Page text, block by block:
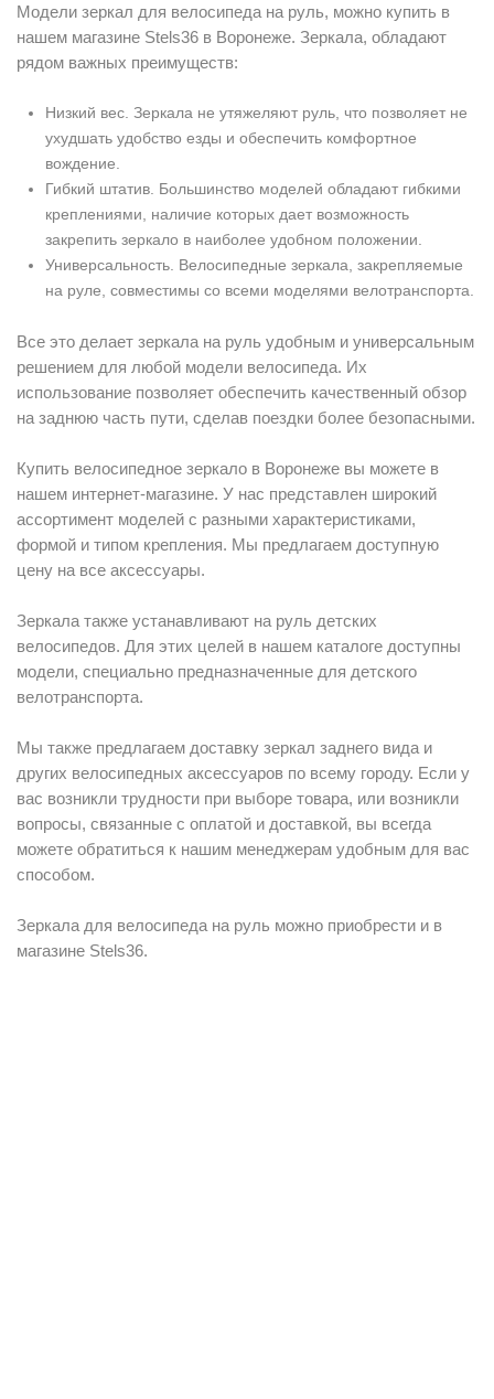
Модели зеркал для велосипеда на руль, можно купить в
нашем магазине Stels36 в Воронеже. Зеркала, обладают
рядом важных преимуществ:
Низкий вес. Зеркала не утяжеляют руль, что позволяет не
ухудшать удобство езды и обеспечить комфортное
вождение.
Гибкий штатив. Большинство моделей обладают гибкими
креплениями, наличие которых дает возможность
закрепить зеркало в наиболее удобном положении.
Универсальность. Велосипедные зеркала, закрепляемые
на руле, совместимы со всеми моделями велотранспорта.
Все это делает зеркала на руль удобным и универсальным
решением для любой модели велосипеда. Их
использование позволяет обеспечить качественный обзор
на заднюю часть пути, сделав поездки более безопасными.
Купить велосипедное зеркало в Воронеже вы можете в
нашем интернет-магазине. У нас представлен широкий
ассортимент моделей с разными характеристиками,
формой и типом крепления. Мы предлагаем доступную
цену на все аксессуары.
Зеркала также устанавливают на руль детских
велосипедов. Для этих целей в нашем каталоге доступны
модели, специально предназначенные для детского
велотранспорта.
Мы также предлагаем доставку зеркал заднего вида и
других велосипедных аксессуаров по всему городу. Если у
вас возникли трудности при выборе товара, или возникли
вопросы, связанные с оплатой и доставкой, вы всегда
можете обратиться к нашим менеджерам удобным для вас
способом.
Зеркала для велосипеда на руль можно приобрести и в
магазине Stels36.